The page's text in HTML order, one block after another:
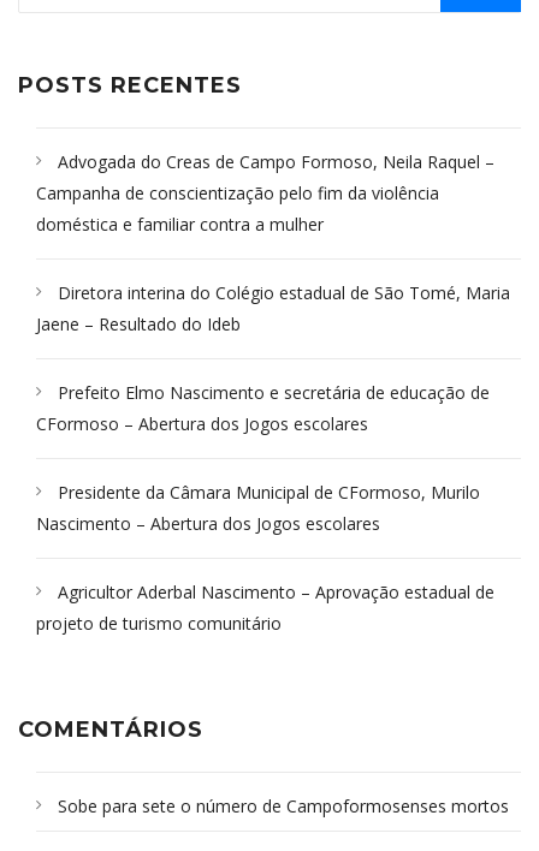
POSTS RECENTES
Advogada do Creas de Campo Formoso, Neila Raquel –
Campanha de conscientização pelo fim da violência
doméstica e familiar contra a mulher
Diretora interina do Colégio estadual de São Tomé, Maria
Jaene – Resultado do Ideb
Prefeito Elmo Nascimento e secretária de educação de
CFormoso – Abertura dos Jogos escolares
Presidente da Câmara Municipal de CFormoso, Murilo
Nascimento – Abertura dos Jogos escolares
Agricultor Aderbal Nascimento – Aprovação estadual de
projeto de turismo comunitário
COMENTÁRIOS
Sobe para sete o número de Campoformosenses mortos